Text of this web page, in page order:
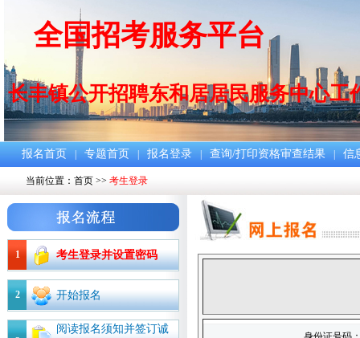
全国招考服务平台
长丰镇公开招聘东和居居民服务中心工
报名首页 专题首页 报名登录 查询/打印资格审查结果 信
当前位置： 首页 >> 考生登录
1 考生登录并设置密码
2 开始报名
阅读报名须知并签订诚